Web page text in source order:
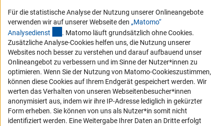
Barrierefreiheit
Service und Informationen für Menschen mit Behinderungen
Erklärung zur Barrierefreiheit
Barriere melden
DFG-aktuell
Erhalten Sie Neuigkeiten aus der DFG direkt in Ihr Mailpostfach oder
schauen Sie sich die Ausgaben online an.
Für die statistische Analyse der Nutzung unserer Onlineangebote
verwenden wir auf unserer Webseite den „Matomo“
Analysedienst (externer Link)
. Matomo läuft grundsätzlich ohne Cookies.
Zusätzliche Analyse-Cookies helfen uns, die Nutzung unserer
Websites noch besser zu verstehen und darauf aufbauend unser
Onlineangebot zu verbessern und im Sinne der Nutzer*innen zu
optimieren. Wenn Sie der Nutzung von Matomo-Cookieszustimmen,
können diese Cookies auf Ihrem Endgerät gespeichert werden. Wir
werten das Verhalten von unseren Webseitenbesucher*innen
anonymisiert aus, indem wir ihre IP-Adresse lediglich in gekürzter
Form erheben. Sie können von uns als Nutzer*in somit nicht
identifiziert werden. Eine Weitergabe Ihrer Daten an Dritte erfolgt